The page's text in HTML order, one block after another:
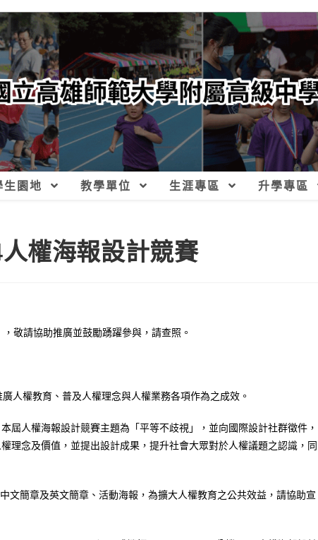
生園地 教學單位 生涯專區 升學專區
權海報設計競賽
敬請協助推廣並鼓勵踴躍參與，請查照。
人權教育、普及人權理念與人權業務各項作為之成效。
屆人權海報設計競賽主題為「平等不歧視」，並向國際設計社群徵件，
理念及價值，並提出設計成果，提升社會大眾對於人權議題之認識，同
文簡章及英文簡章、活動海報，為擴大人權教育之公共效益，請協助宣